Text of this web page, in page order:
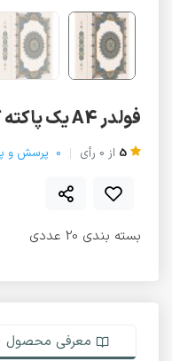
فولدر A4 یک پاکته کد PK-03
5 از 0 رأی 0 پرسش و
بسته بندی 20 عددی
معرفی محصول